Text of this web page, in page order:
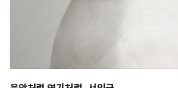
<럭셔리>는 예술적이고 문화적인 시각에서
최고급 브랜드와 라이프스타일을 다룸으로써
명품의 진정한 의미와 예술이 주는 감동을 전하는